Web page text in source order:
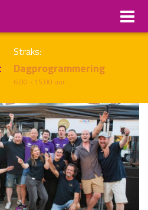
Straks:
Dagprogrammering
6.00 - 15.00 uur
1 van x Volgend uur